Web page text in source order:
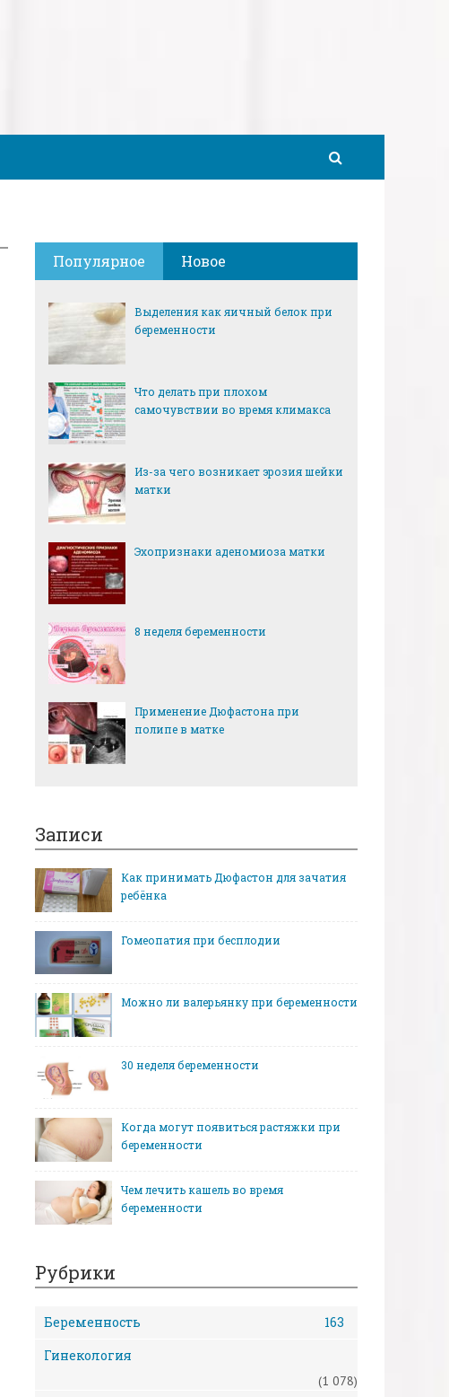
Популярное Новое
Выделения как яичный белок при
беременности
Что делать при плохом
самочувствии во время климакса
Из-за чего возникает эрозия шейки
матки
Эхопризнаки аденомиоза матки
8 неделя беременности
Применение Дюфастона при
полипе в матке
Записи
Как принимать Дюфастон для зачатия
ребёнка
Гомеопатия при бесплодии
Можно ли валерьянку при беременности
30 неделя беременности
Когда могут появиться растяжки при
беременности
Чем лечить кашель во время
беременности
Рубрики
Беременность
163
Гинекология
(1 078)